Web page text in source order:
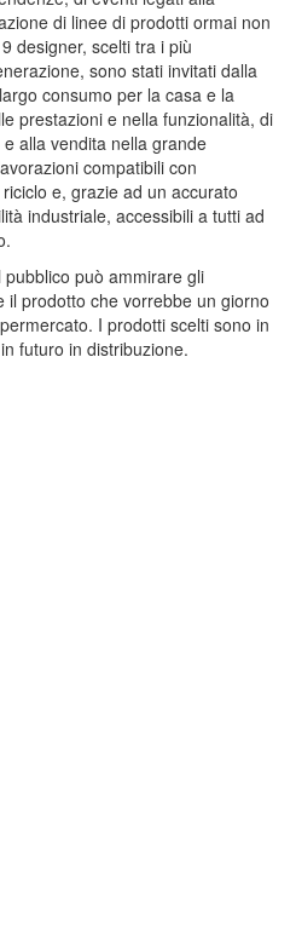
di linee di prodotti ormai non
designer, scelti tra i più
sono stati invitati dalla
consumo per la casa e la
prestazioni e nella funzionalità, di
alla vendita nella grande
compatibili con
e, grazie ad un accurato
industriale, accessibili a tutti ad
può ammirare gli
il prodotto che vorrebbe un giorno
I prodotti scelti sono in
futuro in distribuzione.